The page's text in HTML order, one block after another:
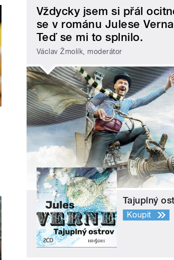
Vždycky jsem si přál
se v románu Julese
Teď se mi to splnilo.
Václav Žmolík, moderátor
Tajuplný
Koupit